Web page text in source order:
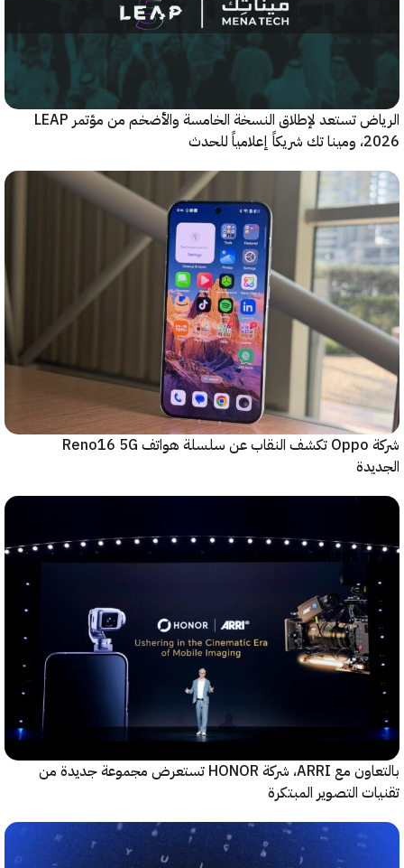
الرياض تستعد لإطلاق النسخة الخامسة والأضخم من مؤتمر LEAP
شركة Oppo تكشف النقاب عن سلسلة هواتف Reno16 5G
بالتعاون مع ARRI، شركة HONOR تستعرض مجموعة جديدة من
المبتكرة